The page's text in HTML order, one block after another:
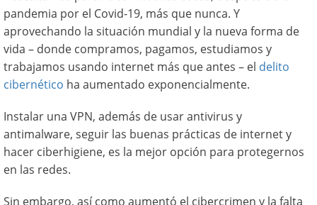
pandemia por el Covid-19, más que nunca. Y
aprovechando la situación mundial y la nueva forma de
vida – donde compramos, pagamos, estudiamos y
trabajamos usando internet más que antes – el delito
cibernético ha aumentado exponencialmente.
Instalar una VPN, además de usar antivirus y
antimalware, seguir las buenas prácticas de internet y
hacer ciberhigiene, es la mejor opción para protegernos
en las redes.
Sin embargo, así como aumentó el cibercrimen y la falta